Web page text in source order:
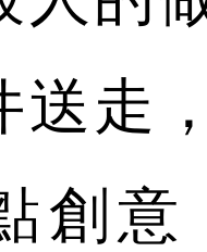
送走
創